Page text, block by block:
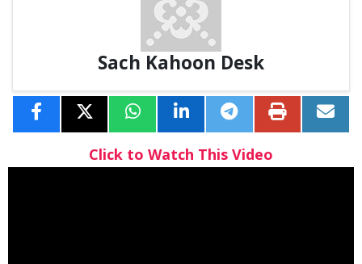
Sach Kahoon Desk
Click to Watch This Video